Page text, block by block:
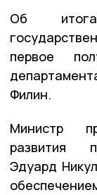
Об
первое
Филин.
Министр
развития
Эдуард